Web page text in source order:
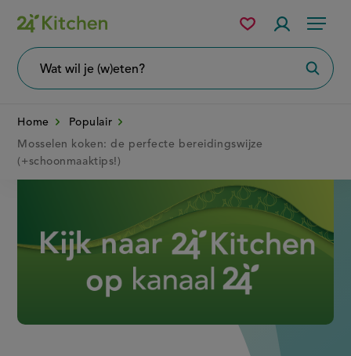
Overslaan
en
naar
Menu
wil
Mijn
bewaarde
Home
Populair
Mosselen koken: de perfecte bereidingswijze
(+schoonmaaktips!)